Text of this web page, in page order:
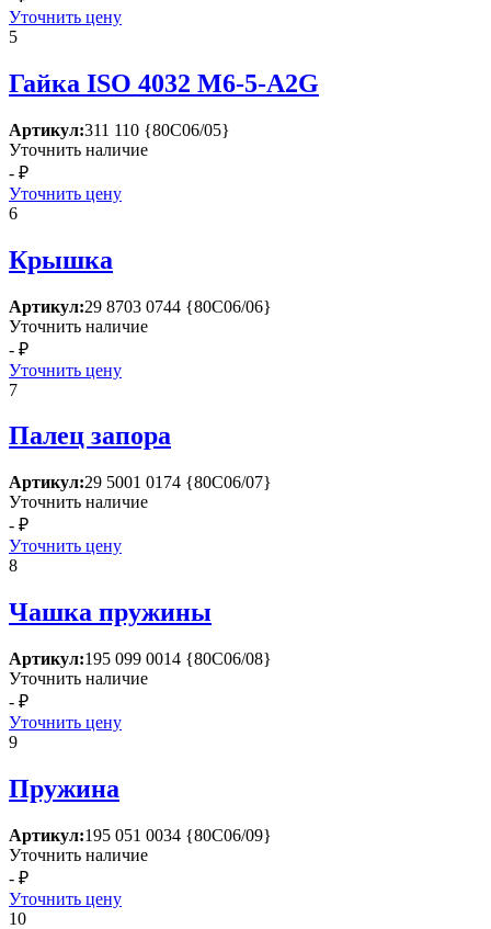
Уточнить цену
5
Гайка ISО 4032 М6-5-А2G
Артикул:311 110 {80С06/05}
Уточнить наличие
- ₽
Уточнить цену
6
Крышка
Артикул:29 8703 0744 {80С06/06}
Уточнить наличие
- ₽
Уточнить цену
7
Палец запора
Артикул:29 5001 0174 {80С06/07}
Уточнить наличие
- ₽
Уточнить цену
8
Чашка пружины
Артикул:195 099 0014 {80С06/08}
Уточнить наличие
- ₽
Уточнить цену
9
Пружина
Артикул:195 051 0034 {80С06/09}
Уточнить наличие
- ₽
Уточнить цену
10